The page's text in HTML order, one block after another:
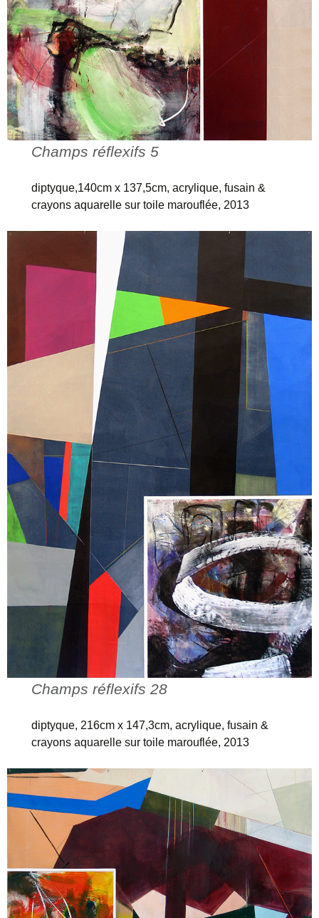
Champs réflexifs 5
diptyque,140cm x 137,5cm, acrylique, fusain &
crayons aquarelle sur toile marouflée, 2013
Champs réflexifs 28
diptyque, 216cm x 147,3cm, acrylique, fusain &
crayons aquarelle sur toile marouflée, 2013